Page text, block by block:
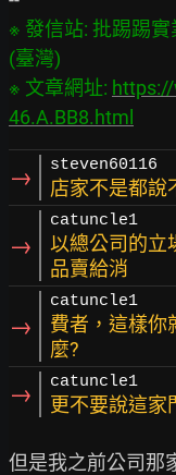
※ 發信站: 批踢踢
(臺灣)
※ 文章網址:
46.A.BB8.html
→ steven60116
店家不是都說
→
catuncle1
以總公司的立
品賣給消
→
catuncle1
費者，這樣你
麼?
→ catuncle1
更不要說這家
但是我之前公司那